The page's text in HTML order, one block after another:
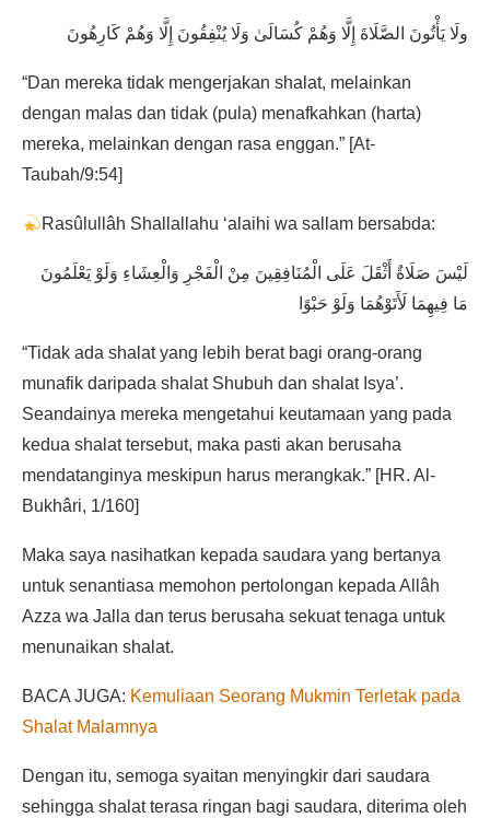
ولَا يَأْتُونَ الصَّلَاةَ إِلَّا وَهُمْ كُسَالَىٰ وَلَا يُنْفِقُونَ إِلَّا وَهُمْ كَارِهُونَ
“Dan mereka tidak mengerjakan shalat, melainkan
dengan malas dan tidak (pula) menafkahkan (harta)
mereka, melainkan dengan rasa enggan.” [At-
Taubah/9:54]
Rasûlullâh Shallallahu ‘alaihi wa sallam bersabda:
لَيْسَ صَلَاةٌ أَثْقَلَ عَلَى الْمُنَافِقِينَ مِنْ الْفَجْرِ وَالْعِشَاءِ وَلَوْ يَعْلَمُونَ
مَا فِيهِمَا لَأَتَوْهُمَا وَلَوْ حَبْوًا
“Tidak ada shalat yang lebih berat bagi orang-orang
munafik daripada shalat Shubuh dan shalat Isya’.
Seandainya mereka mengetahui keutamaan yang pada
kedua shalat tersebut, maka pasti akan berusaha
mendatanginya meskipun harus merangkak.” [HR. Al-
Bukhâri, 1/160]
Maka saya nasihatkan kepada saudara yang bertanya
untuk senantiasa memohon pertolongan kepada Allâh
Azza wa Jalla dan terus berusaha sekuat tenaga untuk
menunaikan shalat.
BACA JUGA: Kemuliaan Seorang Mukmin Terletak pada
Shalat Malamnya
Dengan itu, semoga syaitan menyingkir dari saudara
sehingga shalat terasa ringan bagi saudara, diterima oleh